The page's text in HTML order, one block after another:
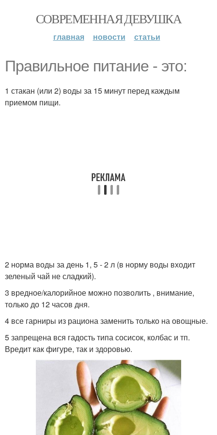
СОВРЕМЕННАЯ ДЕВУШКА
главная новости статьи
Правильное питание - это:
1 стакан (или 2) воды за 15 минут перед каждым
приемом пищи.
2 норма воды за день 1, 5 - 2 л (в норму воды входит
зеленый чай не сладкий).
3 вредное/калорийное можно позволить , внимание,
только до 12 часов дня.
4 все гарниры из рациона заменить только на овощные.
5 запрещена вся гадость типа сосисок, колбас и тп.
Вредит как фигуре, так и здоровью.